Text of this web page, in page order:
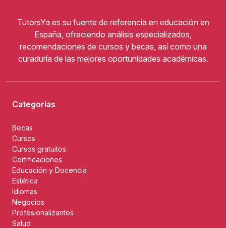
TutorsYa es su fuente de referencia en educación en
España, ofreciendo análisis especializados,
recomendaciones de cursos y becas, así como una
curaduría de las mejores oportunidades académicas.
Categorías
Becas
Cursos
Cursos gratuitos
Certificaciones
Educación y Docencia
Estética
Idiomas
Negocios
Profesionalizantes
Salud